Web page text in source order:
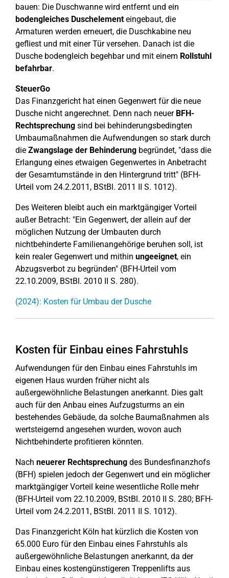
bauen: Die Duschwanne wird entfernt und ein
bodengleiches Duschelementeingebaut, die
Armaturen werden erneuert, die Duschkabine neu
gefliest und mit einer Tür versehen. Danach ist die
Dusche bodengleich begehbar und mit einem Rollstuhl
befahrbar.
SteuerGo
Das Finanzgericht hat einen Gegenwert für die neue
Dusche nicht angerechnet. Denn nach neuer BFH-
Rechtsprechung sind bei behinderungsbedingten
Umbaumaßnahmen die Aufwendungen so stark durch
die Zwangslage der Behinderung begründet, "dass die
Erlangung eines etwaigen Gegenwertes in Anbetracht
der Gesamtumstände in den Hintergrund tritt" (BFH-
Urteil vom 24.2.2011, BStBl. 2011 II S. 1012).
Des Weiteren bleibt auch ein marktgängiger Vorteil
außer Betracht: "Ein Gegenwert, der allein auf der
möglichen Nutzung der Umbauten durch
nichtbehinderte Familienangehörige beruhen soll, ist
kein realer Gegenwert und mithin ungeeignet, ein
Abzugsverbot zu begründen" (BFH-Urteil vom
22.10.2009, BStBl. 2010 II S. 280).
(2024): Kosten für Umbau der Dusche
Kosten für Einbau eines Fahrstuhls
Aufwendungen für den Einbau eines Fahrstuhls im
eigenen Haus wurden früher nicht als
außergewöhnliche Belastungen anerkannt. Dies galt
auch für den Anbau eines Aufzugsturms an ein
bestehendes Gebäude, da solche Baumaßnahmen als
wertsteigernd angesehen wurden, wovon auch
Nichtbehinderte profitieren könnten.
Nach neuerer Rechtsprechung des Bundesfinanzhofs
(BFH) spielen jedoch der Gegenwert und ein möglicher
marktgängiger Vorteil keine wesentliche Rolle mehr
(BFH-Urteil vom 22.10.2009, BStBl. 2010 II S. 280; BFH-
Urteil vom 24.2.2011, BStBl. 2011 II S. 1012).
Das Finanzgericht Köln hat kürzlich die Kosten von
65.000 Euro für den Einbau eines Fahrstuhls als
außergewöhnliche Belastungen anerkannt, da der
Einbau eines kostengünstigeren Treppenlifts aus